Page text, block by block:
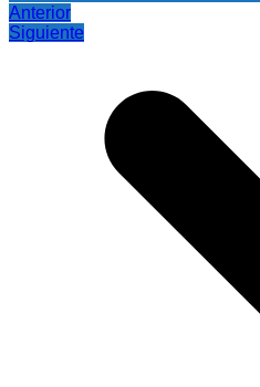
Anterior
Siguiente